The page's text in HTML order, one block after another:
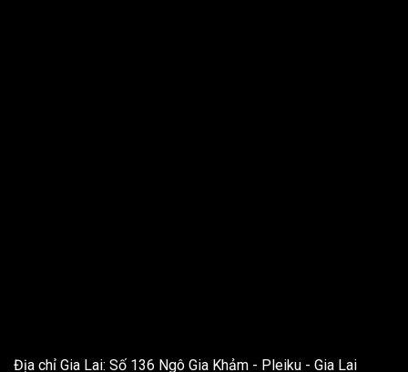
Địa chỉ Gia Lai: Số 136 Ngô Gia Khảm - Pleiku - Gia Lai